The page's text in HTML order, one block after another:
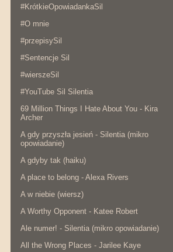
#KrótkieOpowiadankaSil
#O mnie
#przepisySil
#Sentencje Sil
#wierszeSil
#YouTube Sil Silentia
69 Million Things I Hate About You - Kira
Archer
A gdy przyszła jesień - Silentia (mikro
opowiadanie)
A gdyby tak (haiku)
A place to belong - Alexa Rivers
A w niebie (wiersz)
A Worthy Opponent - Katee Robert
Ale numer! - Silentia (mikro opowiadanie)
All the Wrong Places - Jarilee Kaye